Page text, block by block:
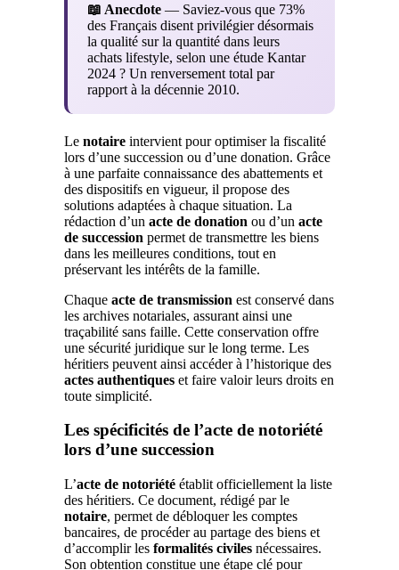
📖 Anecdote — Saviez-vous que 73%
des Français disent privilégier désormais
la qualité sur la quantité dans leurs
achats lifestyle, selon une étude Kantar
2024 ? Un renversement total par
rapport à la décennie 2010.
Le notaire intervient pour optimiser la fiscalité
lors d’une succession ou d’une donation. Grâce
à une parfaite connaissance des abattements et
des dispositifs en vigueur, il propose des
solutions adaptées à chaque situation. La
rédaction d’un acte de donation ou d’un acte
de succession permet de transmettre les biens
dans les meilleures conditions, tout en
préservant les intérêts de la famille.
Chaque acte de transmission est conservé dans
les archives notariales, assurant ainsi une
traçabilité sans faille. Cette conservation offre
une sécurité juridique sur le long terme. Les
héritiers peuvent ainsi accéder à l’historique des
actes authentiques et faire valoir leurs droits en
toute simplicité.
Les spécificités de l’acte de notoriété
lors d’une succession
L’acte de notoriété établit officiellement la liste
des héritiers. Ce document, rédigé par le
notaire, permet de débloquer les comptes
bancaires, de procéder au partage des biens et
d’accomplir les formalités civiles nécessaires.
Son obtention constitue une étape clé pour